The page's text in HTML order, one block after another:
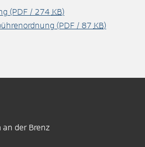
(PDF / 274 KB)
(PDF / 87 KB)
an der Brenz